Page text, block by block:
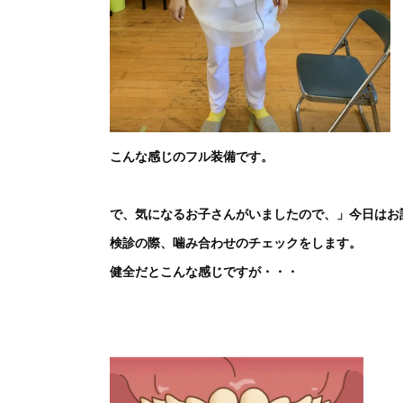
こんな感じのフル装備です。
で、気になるお子さんがいましたので、」今日はお
検診の際、噛み合わせのチェックをします。
健全だとこんな感じですが・・・